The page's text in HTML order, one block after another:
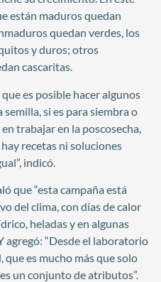
están maduros quedan
quedan verdes, los
y duros; otros
cascaritas.
es posible hacer algunos
si es para siembra o
trabajar en la poscosecha,
recetas ni soluciones
indicó.
que “esta campaña está
del clima, con días de calor
heladas y en algunas
agregó: “Desde el laboratorio
que es mucho más que solo
un conjunto de atributos”.